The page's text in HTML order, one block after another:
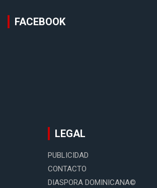
FACEBOOK
LEGAL
PUBLICIDAD
CONTACTO
DIASPORA DOMINICANA©